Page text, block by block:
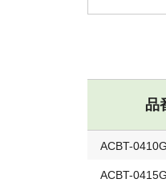
品
ACBT-0410G
ACBT-0415G